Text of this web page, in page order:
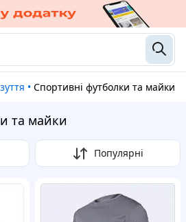
• Спортивні футболки та майки
та майки
Популярні